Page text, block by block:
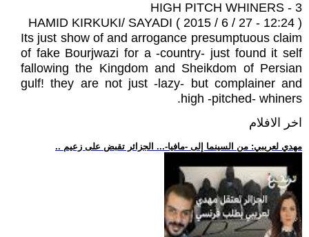
3 - HIGH PITCH WHINERS
HAMID KIRKUKI/ SAYADI ( 2015 / 6 / 27 - 12:24 )
Its just show of and arrogance presumptuous claim
of fake Bourjwazi for a -country- just found it self
fallowing the Kingdom and Sheikdom of Persian
gulf! they are not just -lazy- but complainer and
high -pitched- whiners.
اخر الافلام
.. مهدي لعريبي: من السينما إلى -مافيا-... الجزائر تقبض على زعيم